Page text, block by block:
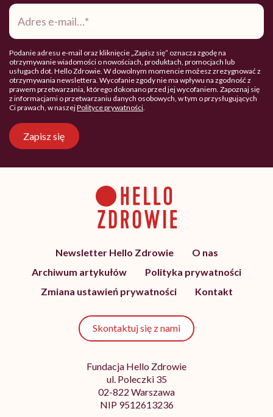
Adres
mail*
Podanie adresu e-mail oraz kliknięcie „Zapisz się” oznacza zgodę na
otrzymywanie wiadomości o nowościach, produktach, promocjach lub
usługach dot. Hello Zdrowie. W dowolnym momencie możesz zrezygnować z
otrzymywania newslettera. Wycofanie zgody nie ma wpływu na zgodność z
prawem przetwarzania, którego dokonano przed jej wycofaniem. Zapoznaj się
z informacjami o przetwarzaniu danych osobowych, w tym o przysługujących
Ci prawach, w naszejPolityce prywatności.
Zapisz się
Newsletter Hello Zdrowie
O nas
Archiwum artykułów
Polityka prywatności
Zmiana ustawień prywatności
Kontakt
Skontaktuj się z nami
Fundacja Hello Zdrowie
ul. Poleczki 35
02-822 Warszawa
NIP 9512613236